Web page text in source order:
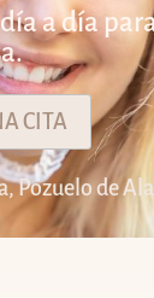
a día
CITA
Pozuelo de